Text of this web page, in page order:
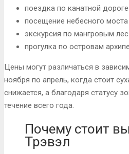
поездка по канатной
посещение небесного
экскурсия по мангровым
прогулка по островам
Цены могут различаться в
ноября по апрель, когда стоит
снижается, а благодаря статусу
течение всего года.
Почему стоит
Трэвэл